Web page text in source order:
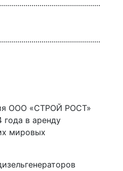
ООО «СТРОЙ РОСТ»
года в аренду
мировых